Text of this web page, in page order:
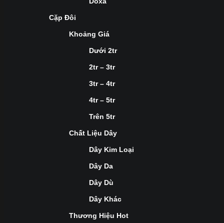
Cặp Đôi
Khoảng Giá
Dưới 2tr
2tr – 3tr
3tr – 4tr
4tr – 5tr
Trên 5tr
Chất Liệu Dây
Dây Kim Loại
Dây Da
Dây Dù
Dây Khác
Thương Hiệu Hot